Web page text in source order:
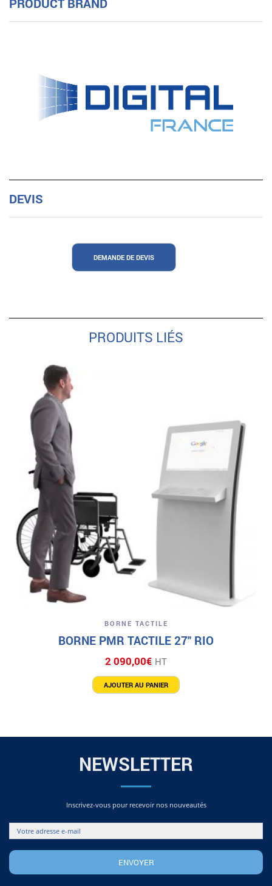
DEVIS
DEMANDE DE DEVIS
PRODUITS LIÉS
BORNE TACTILE
BORNE PMR TACTILE 27″ RIO
2 090,00€ HT
AJOUTER AU PANIER
NEWSLETTER
Inscrivez-vous pour recevoir nos nouveautés